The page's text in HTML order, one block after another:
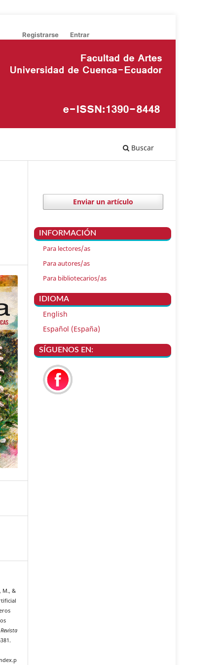
Buscar
Registrarse Entrar
M., &
Enviar un artículo
INFORMACIÓN
Para lectores/as
Para autores/as
Para bibliotecarios/as
IDIOMA
English
Español (España)
SÍGUENOS EN: